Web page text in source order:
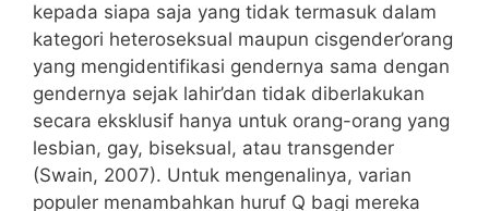
kepada siapa saja yang tidak termasuk dalam
kategori heteroseksual maupun cisgender’orang
yang mengidentifikasi gendernya sama dengan
gendernya sejak lahir’dan tidak diberlakukan
secara eksklusif hanya untuk orang-orang yang
lesbian, gay, biseksual, atau transgender
(Swain, 2007). Untuk mengenalinya, varian
populer menambahkan huruf Q bagi mereka